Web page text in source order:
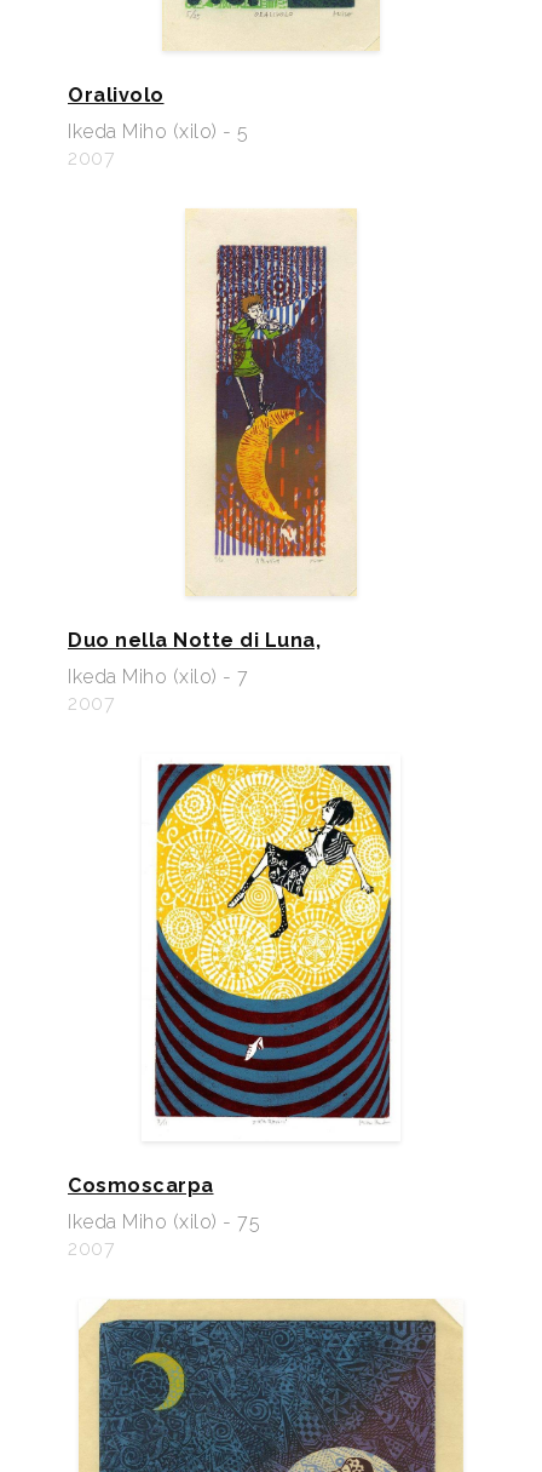
Oralivolo
Ikeda Miho (xilo) - 5
2007
Duo nella Notte di Luna,
Ikeda Miho (xilo) - 7
2007
Cosmoscarpa
Ikeda Miho (xilo) - 75
2007